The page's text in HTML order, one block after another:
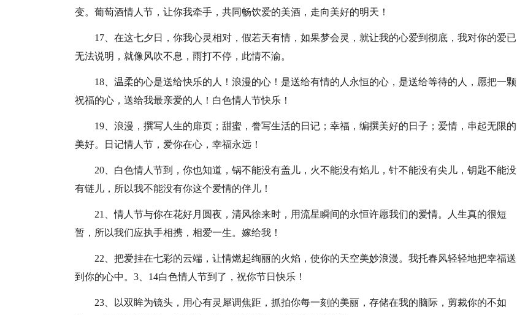
变。葡萄酒情人节，让你我牵手，共同畅饮爱的美酒，走向美好的明天！
17、在这七夕日，你我心灵相对，假若天有情，如果梦会灵，就让我的心爱到彻底，我对你的爱已
无法说明，就像风吹不息，雨打不停，此情不渝。
18、温柔的心是送给快乐的人！浪漫的心！是送给有情的人永恒的心，是送给等待的人，愿把一颗
祝福的心，送给我最亲爱的人！白色情人节快乐！
19、浪漫，撰写人生的扉页；甜蜜，誊写生活的日记；幸福，编撰美好的日子；爱情，串起无限的
美好。日记情人节，爱你在心，幸福永远！
20、白色情人节到，你也知道，锅不能没有盖儿，火不能没有焰儿，针不能没有尖儿，钥匙不能没
有链儿，所以我不能没有你这个爱情的伴儿！
21、情人节与你在花好月圆夜，清风徐来时，用流星瞬间的永恒许愿我们的爱情。人生真的很短
暂，所以我们应执手相携，相爱一生。嫁给我！
22、把爱挂在七彩的云端，让情燃起绚丽的火焰，使你的天空美妙浪漫。我托春风轻轻地把幸福送
到你的心中。3、14白色情人节到了，祝你节日快乐！
23、以双眸为镜头，用心有灵犀调焦距，抓拍你每一刻的美丽，存储在我的脑际，剪裁你的不如